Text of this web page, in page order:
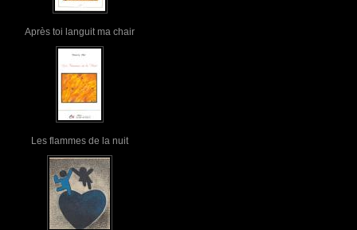
Après toi languit ma chair
Les flammes de la nuit